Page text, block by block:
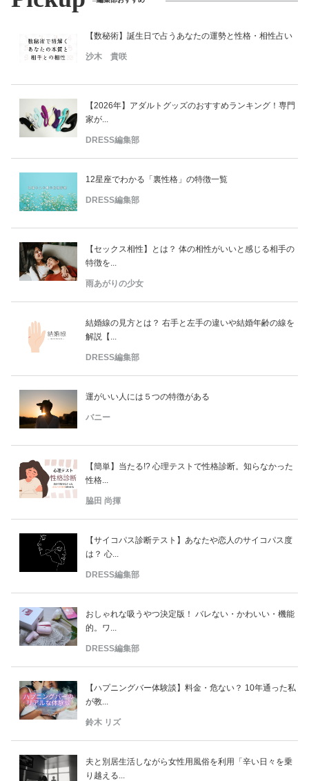
【数秘術】誕生日で占うあなたの運勢と性格・相性占い
沙木 貴咲
【2026年】アダルトグッズのおすすめランキング！専門
家が...
DRESS編集部
12星座でわかる「裏性格」の特徴一覧
DRESS編集部
【セックス相性】とは？ 体の相性がいいと感じる相手の
特徴を...
雨あがりの少女
結婚線の見方とは？ 右手と左手の違いや結婚年齢の線を
解説【...
DRESS編集部
運がいい人には５つの特徴がある
バニー
【簡単】当たる!? 心理テストで性格診断。知らなかった
性格...
脇田 尚揮
【サイコパス診断テスト】あなたや恋人のサイコパス度
は？ 心...
DRESS編集部
おしゃれな吸うやつ決定版！ バレない・かわいい・機能
的。ワ...
DRESS編集部
【ハプニングバー体験談】料金・危ない？ 10年通った私
が教...
鈴木 リズ
夫と別居生活しながら女性用風俗を利用「辛い日々を乗
り越える...